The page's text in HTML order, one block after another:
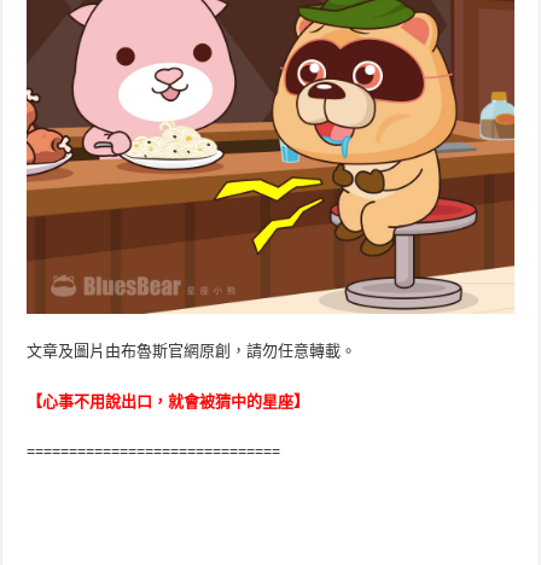
文章及圖片由布魯斯官網原創，請勿任意轉載。
【心事不用說出口，就會被猜中的星座】
==============================